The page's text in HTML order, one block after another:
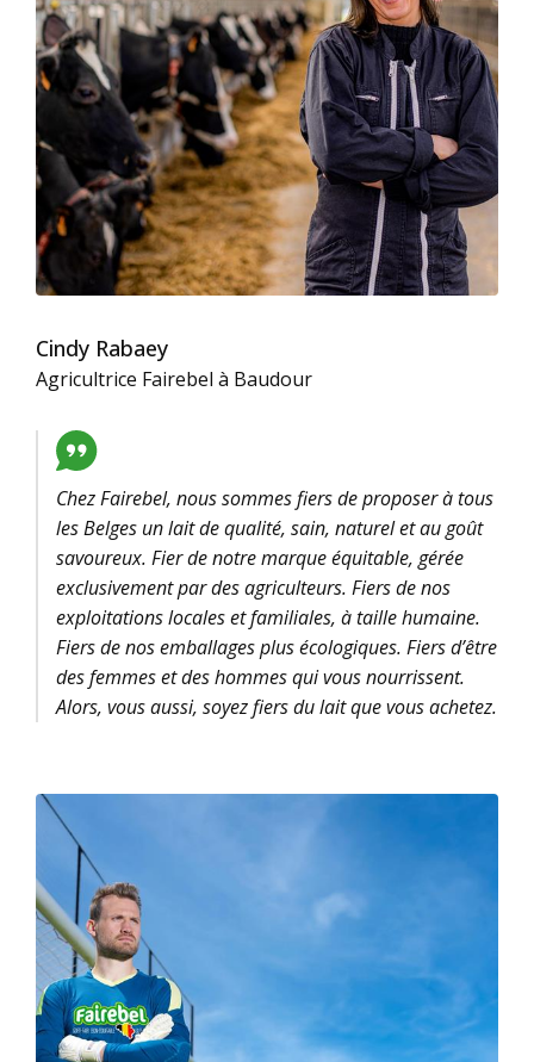
Cindy Rabaey
Agricultrice Fairebel à Baudour
Chez Fairebel, nous sommes fiers de proposer à tous
les Belges un lait de qualité, sain, naturel et au goût
savoureux. Fier de notre marque équitable, gérée
exclusivement par des agriculteurs. Fiers de nos
exploitations locales et familiales, à taille humaine.
Fiers de nos emballages plus écologiques. Fiers d’être
des femmes et des hommes qui vous nourrissent.
Alors, vous aussi, soyez fiers du lait que vous achetez.